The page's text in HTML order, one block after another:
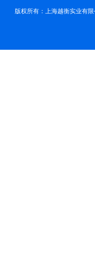
版权所有：上海越衡实业有